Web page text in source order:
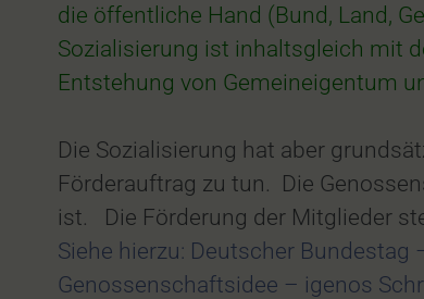
die öffentliche Hand (Bund, Land,
Sozialisierung ist inhaltsgleich mit
Entstehung von Gemeineigentum
Die Sozialisierung hat aber
Förderauftrag zu tun. Die
ist. Die Förderung der Mitglieder
Siehe hierzu: Deutscher
Genossenschaftsidee – igenos